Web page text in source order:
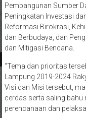
Pembangunan Sumber
Peningkatan Investasi
Reformasi Birokrasi,
dan Berbudaya, dan
dan Mitigasi Bencana.
“Tema dan prioritas
Lampung 2019-2024
Visi dan Misi tersebut,
cerdas serta saling
perencanaan dan